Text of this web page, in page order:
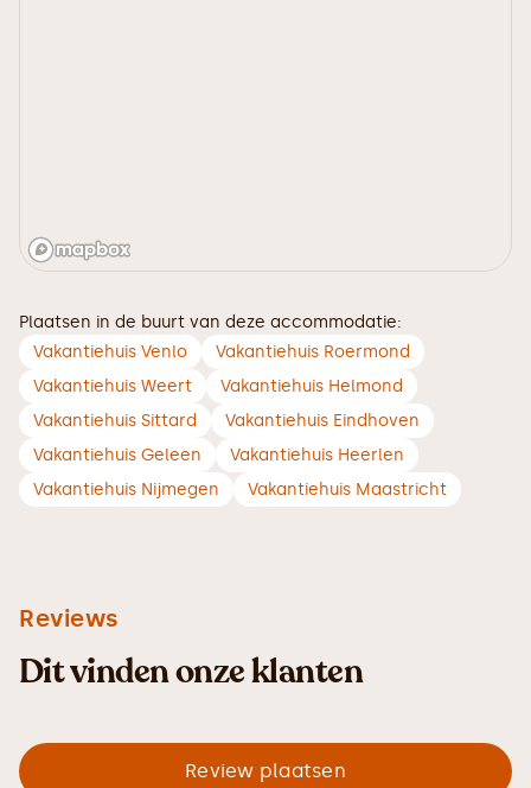
Plaatsen in de buurt van deze accommodatie:
Vakantiehuis Venlo
Vakantiehuis Roermond
Vakantiehuis Weert
Vakantiehuis Helmond
Vakantiehuis Sittard
Vakantiehuis Eindhoven
Vakantiehuis Geleen
Vakantiehuis Heerlen
Vakantiehuis Nijmegen
Vakantiehuis Maastricht
Reviews
Dit vinden onze klanten
Review plaatsen